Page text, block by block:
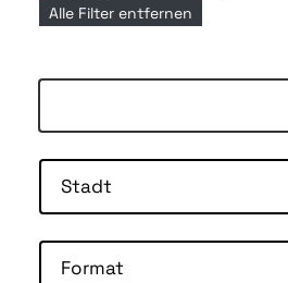
Alle Filter entfernen
Stadt
Format